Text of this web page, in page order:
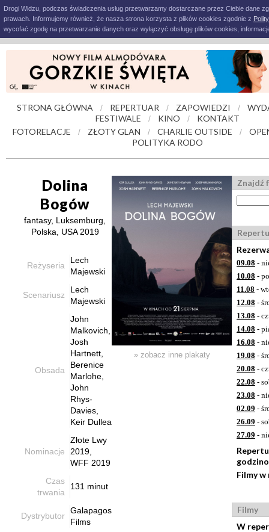
Drogi Widzu, podczas świadczenia usług przetwarzamy dostarczane przez Ciebie dane
prawach. Informujemy również, że nasza strona korzysta z plików cookies zgodnie z
wycofać zgodę na przetwarzanie danych oraz wyłączyć obsługę plików cookies,
STRONA GŁÓWNA / REPERTUAR / ZAPOWIEDZI /
FESTIWALE
/ KINO /
KONTAKT
FOTORELACJE
/ ZŁOTY GLAN / CHARLIE OUTSIDE /
POLITYKA RODO
Dolina
Bogów
fantasy, Luksemburg,
Polska, USA 2019
Reżyseria
Lech
Majewski
Scenariusz
Lech
Majewski
Obsada
John
Malkovich,
Josh
Hartnett,
Berenice
Marlohe,
John
Rhys-
Davies,
Keir Dullea
Nominacje
Złote Lwy
2019,
WFF 2019
Czas
trwania
131 minut
Dystrybutor
Galapagos
Films
» zobacz inne plakaty
Znajdź
09.08 -
10.08 -
11.08 -
12.08 -
13.08 -
14.08 -
16.08 -
19.08 -
20.08 -
22.08 -
23.08 -
02.09 -
26.09 -
27.09 -
Filmy
Filmy
W